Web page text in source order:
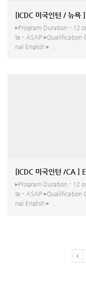
[ICDC 미국인턴 / 뉴욕
▸Program Duration - 12
te - ASAP ▸Qualification
nal English ▸ ...
▸Program Duration - 12
te - ASAP ▸Qualification
nal English ▸ ...